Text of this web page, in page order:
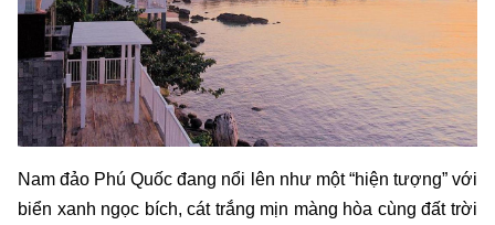
Nam đảo Phú Quốc đang nổi lên như một “hiện tượng” với
biển xanh ngọc bích, cát trắng mịn màng hòa cùng đất trời